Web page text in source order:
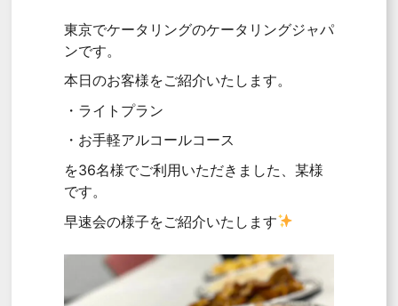
東京でケータリングのケータリングジャパ
ンです。
本日のお客様をご紹介いたします。
・ライトプラン
・お手軽アルコールコース
を36名様でご利用いただきました、某様
です。
早速会の様子をご紹介いたします